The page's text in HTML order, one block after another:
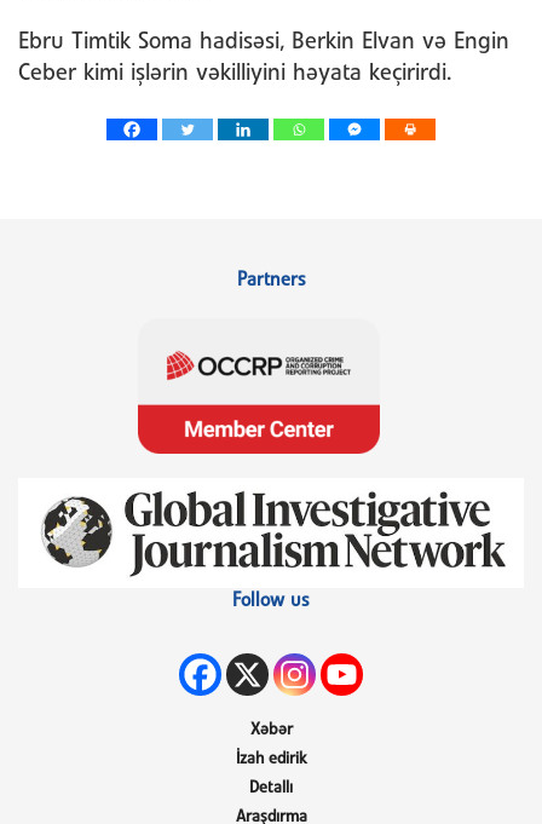
Ebru Timtik Soma hadisəsi, Berkin Elvan və Engin
Ceber kimi işlərin vəkilliyini həyata keçirirdi.
Partners
Follow us
Xəbər
İzah edirik
Detallı
Araşdırma